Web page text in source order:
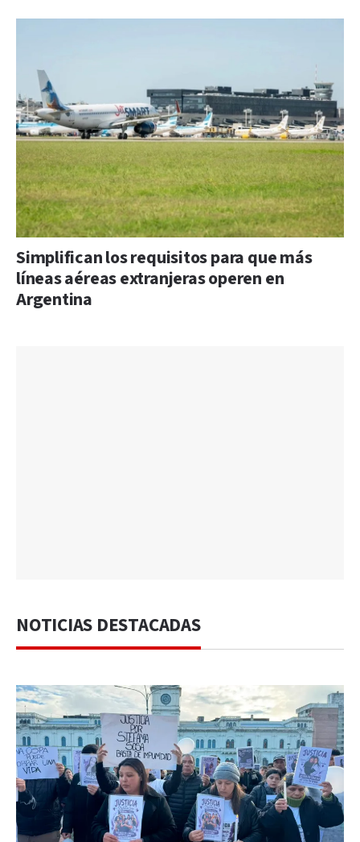
Simplifican los requisitos para que más
líneas aéreas extranjeras operen en
Argentina
NOTICIAS DESTACADAS